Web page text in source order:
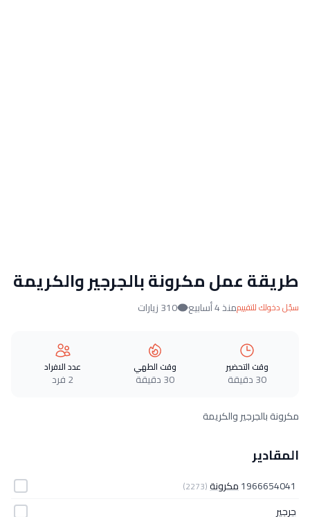
طريقة عمل مكرونة بالجرجير والكريمة
سجّل دخولك للتقييممنذ 4 أسابيع 310 زيارات
وقت التحضير
30 دقيقة
وقت الطهي
30 دقيقة
عدد الافراد
2 فرد
مكرونة بالجرجير والكريمة
المقادير
1966654041مكرونة(2273)
جرجير